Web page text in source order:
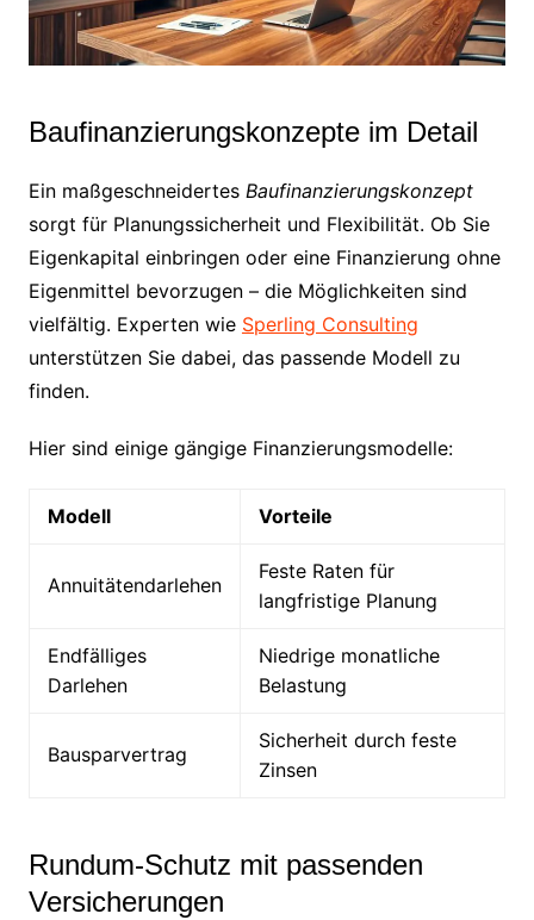
Baufinanzierungskonzepte im Detail
Ein maßgeschneidertes Baufinanzierungskonzept
sorgt für Planungssicherheit und Flexibilität. Ob Sie
Eigenkapital einbringen oder eine Finanzierung ohne
Eigenmittel bevorzugen – die Möglichkeiten sind
vielfältig. Experten wie Sperling Consulting
unterstützen Sie dabei, das passende Modell zu
finden.
Hier sind einige gängige Finanzierungsmodelle:
Modell Vorteile
Annuitätendarlehen
Feste Raten für
langfristige Planung
Endfälliges
Darlehen
Niedrige monatliche
Belastung
Bausparvertrag
Sicherheit durch feste
Zinsen
Rundum-Schutz mit passenden
Versicherungen